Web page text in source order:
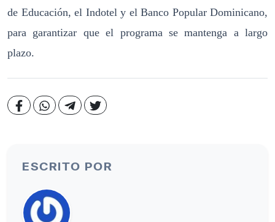
de Educación, el Indotel y el Banco Popular Dominicano,
para garantizar que el programa se mantenga a largo
plazo.
ESCRITO POR